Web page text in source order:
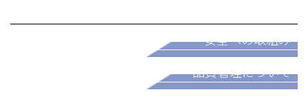
パートナー募集
安全への取組み
品質管理について